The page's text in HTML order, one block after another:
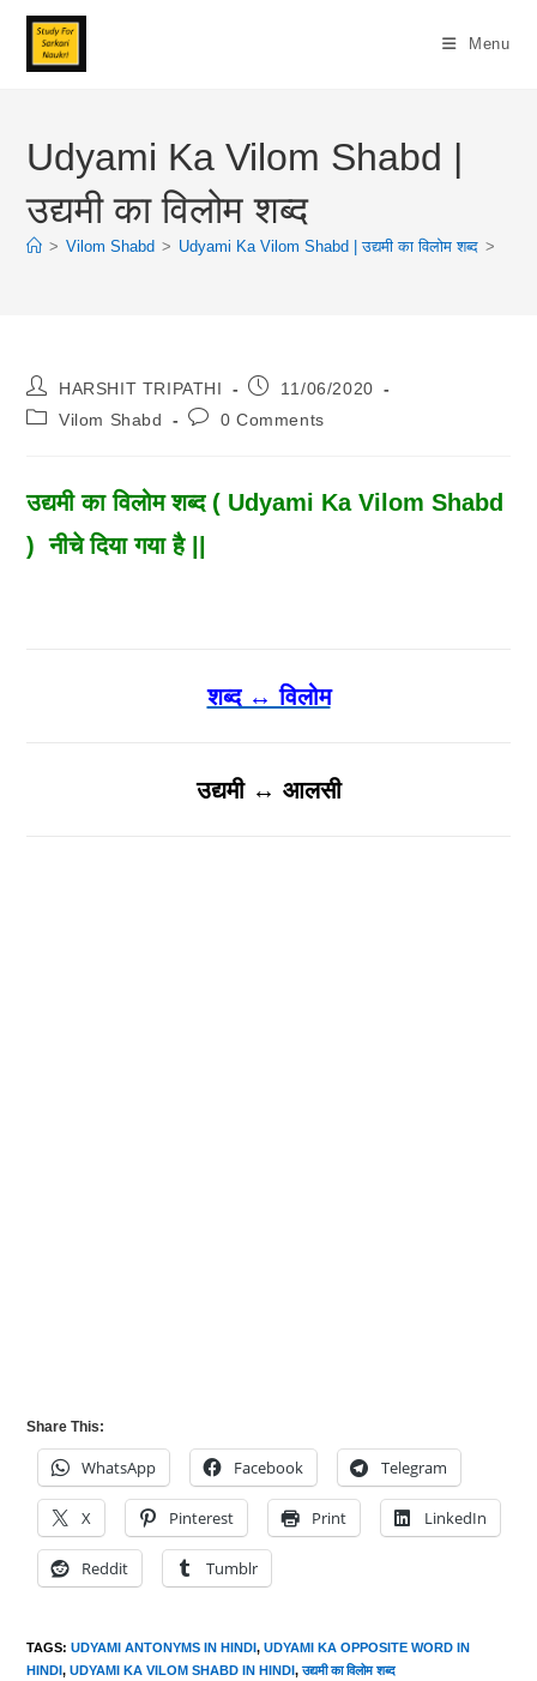
Skip
Content
Menu
Udyami Ka Vilom Shabd |
उद्यमी का विलोम शब्द
> Vilom Shabd > Udyami Ka Vilom Shabd | उद्यमी का विलोम शब्द >
Post
Author:
HARSHIT TRIPATHI
Post11/06/2020
PostVilom Shabd
Post0 Comments
उद्यमी का विलोम शब्द ( Udyami Ka Vilom Shabd
) नीचे दिया गया है ||
शब्द ↔ विलोम
उद्यमी ↔ आलसी
Share This:
WhatsApp Facebook Telegram
X Pinterest Print LinkedIn
Reddit Tumblr
TAGS:UDYAMI ANTONYMS IN HINDI, UDYAMI KA OPPOSITE WORD IN
HINDI, UDYAMI KA VILOM SHABD IN HINDI, उद्यमी का विलोम शब्द